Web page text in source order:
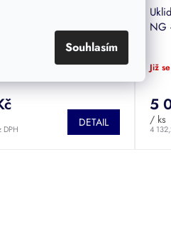
Souhlasím
rourou pro Wavin
400. Včetně těsnění.
DPH DETAIL
NG
Již
4
5
/ ks